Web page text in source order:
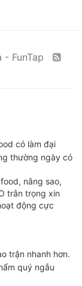
FunTap
có làm đại
thường ngày có
nâng sao,
trân trọng xin
động cực
trận nhanh hơn.
quý ngẫu